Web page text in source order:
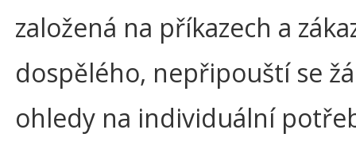
založená na příkazech a
dospělého, nepřipouští se
ohledy na individuální